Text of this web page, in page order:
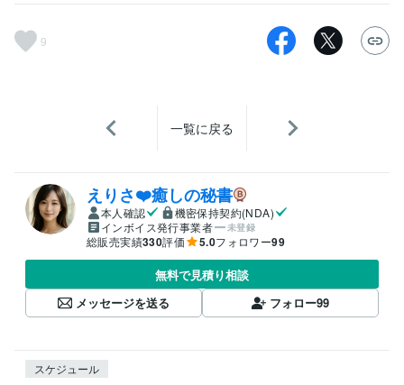
9
一覧に戻る
えりさ❤️癒しの秘書
本人確認
機密保持契約(NDA)
インボイス発行事業者
未登録
総販売実績330評価 5.0フォロワー99
無料で見積り相談
メッセージを送る
フォロー99
スケジュール